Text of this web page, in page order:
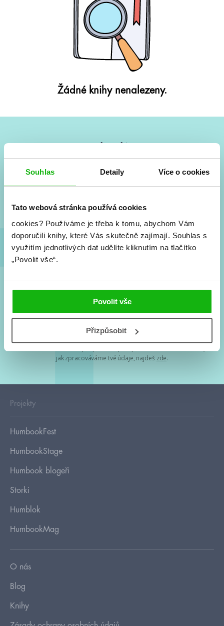
Souhlas Detaily Více o cookies
Tato webová stránka používá cookies
cookies? Používáme je třeba k tomu, abychom Vám
doporučili knihy, které Vás skutečně zajímají. Souhlas s
využitím jednotlivých dat udělíte kliknutím na tlačítko
„Povolit vše“.
Povolit vše
Přizpůsobit
Žádné knihy nenalezeny.
Vše kolem #youngadult každý měsíc rovnou do mailu!
a seriálové adaptace a další.
Souhlasím spodmínkami zpracování osobních údajů
Tvá e-mailová adresa je u nás v bezpečí. Přečti si
jak zpracováváme tvé údaje, najdeš zde.
Projekty
HumbookFest
HumbookStage
Humbook blogeři
Storki
Humblok
HumbookMag
O nás
Blog
Knihy